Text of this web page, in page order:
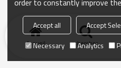
Accueil chercher
Accept all Accept
Necessary
Analytics